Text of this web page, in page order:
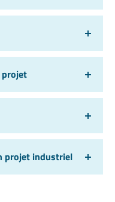
projet industriel